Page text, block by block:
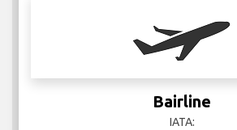
Bairline
IATA: